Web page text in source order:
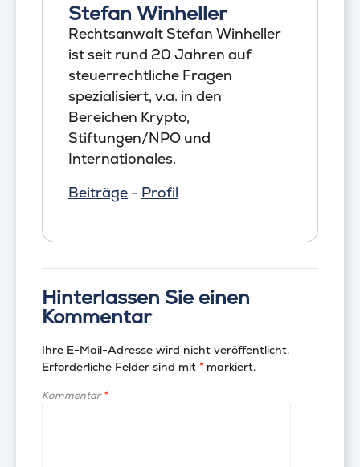
Stefan Winheller
Rechtsanwalt Stefan Winheller
ist seit rund 20 Jahren auf
steuerrechtliche Fragen
spezialisiert, v.a. in den
Bereichen Krypto,
Stiftungen/NPO und
Internationales.
Beiträge - Profil
Hinterlassen Sie einen
Kommentar
Ihre E-Mail-Adresse wird nicht veröffentlicht.
Erforderliche Felder sind mit *markiert.
Kommentar*